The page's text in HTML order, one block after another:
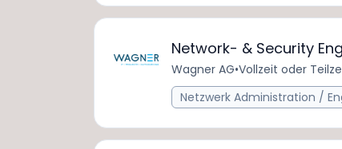
Network- & Security
Wagner AG•Vollzeit oder
Netzwerk Administration /